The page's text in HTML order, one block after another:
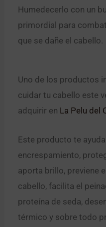
Humedecerlo con un
primordial para
que se dañe el cabello.
Uno de los productos
cuidar tu cabello este
adquirir en La Pelu del
Este producto te
encrespamiento,
aporta brillo, previene
cabello, facilita el
proteína de seda,
térmico y sobre todo